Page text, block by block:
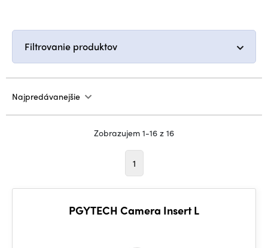
Filtrovanie produktov
Najpredávanejšie
Zobrazujem 1-16 z 16
1
PGYTECH Camera Insert L